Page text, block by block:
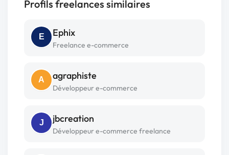
Profils freelances similaires
E Ephix
Freelance e-commerce
A agraphiste
Développeur e-commerce
J jbcreation
Développeur e-commerce freelance